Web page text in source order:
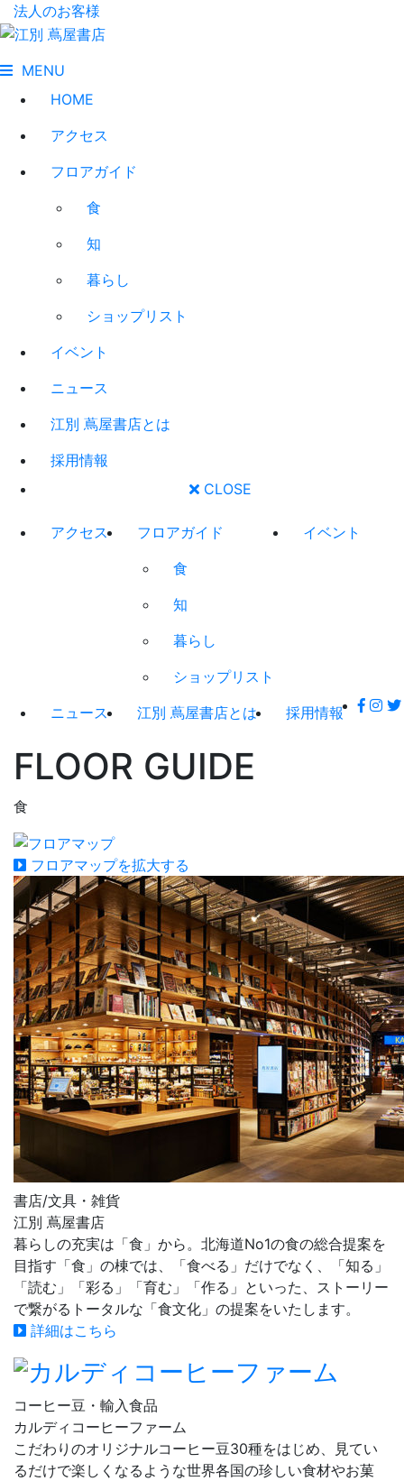
法人のお客様
MENU
HOME
アクセス
フロアガイド
食
知
暮らし
ショップリスト
イベント
ニュース
江別 蔦屋書店とは
採用情報
CLOSE
アクセス
フロアガイド
食
知
暮らし
ショップリスト
イベント
ニュース 江別 蔦屋書店とは 採用情報
FLOOR GUIDE
食
フロアマップを拡大する
書店/文具・雑貨
江別 蔦屋書店
暮らしの充実は「食」から。北海道No1の食の総合提案を
目指す「食」の棟では、「食べる」だけでなく、「知る」
「読む」「彩る」「育む」「作る」といった、ストーリー
で繋がるトータルな「食文化」の提案をいたします。
詳細はこちら
コーヒー豆・輸入食品
カルディコーヒーファーム
こだわりのオリジナルコーヒー豆30種をはじめ、見てい
るだけで楽しくなるような世界各国の珍しい食材やお菓